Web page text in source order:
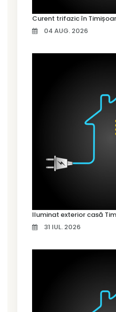
04 AUG. 2026
31 IUL. 2026